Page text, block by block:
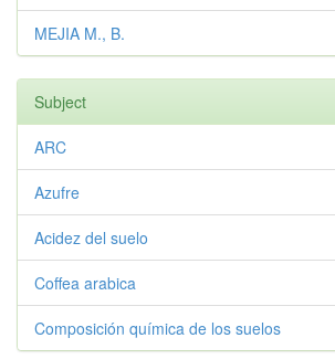
MEJIA M., B.
Subject
ARC
Azufre
Acidez del suelo
Coffea arabica
Composición química de los suelos